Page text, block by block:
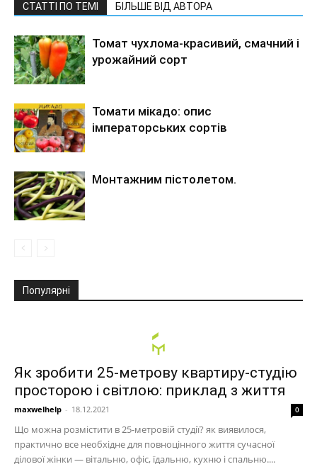
СТАТТІ ПО ТЕМІ БІЛЬШЕ ВІД АВТОРА
Томат чухлома-красивий, смачний і
урожайний сорт
Томати мікадо: опис
імператорських сортів
Монтажним пістолетом.
Популярні
Як зробити 25-метрову квартиру-студію
просторою і світлою: приклад з життя
maxwelhelp - 18.12.2021 0
Що можна розмістити в 25-метровій студії? як виявилося,
практично все необхідне для повноцінного життя сучасної
ділової жінки — вітальню, офіс, їдальню, кухню і спальню....